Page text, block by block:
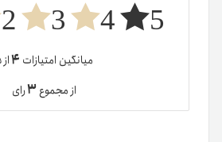
5
4
3
2
میانگین امتیازات ۴از ۵
از مجموع۳رای